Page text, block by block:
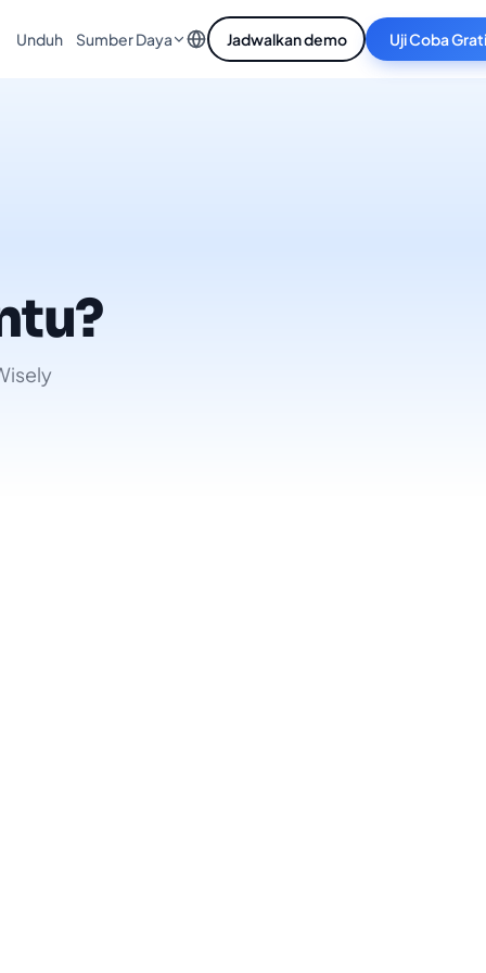
Unduh Sumber Daya Jadwalkan demo Uji Coba